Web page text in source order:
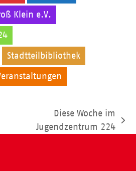
Klein e.V.
Stadtteilbibliothek
Nächster
Diese Woche im
Jugendzentrum 224